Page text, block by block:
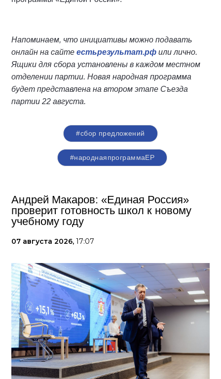
Напоминаем, что инициативы можно подавать
онлайн на сайте естьрезультат.рф или лично.
Ящики для сбора установлены в каждом местном
отделении партии. Новая народная программа
будет представлена на втором этапе Съезда
партии 22 августа.
#сбор предложений
#народнаяпрограммаЕР
Андрей Макаров: «Единая Россия»
проверит готовность школ к новому
учебному году
07 августа 2026, 17:07